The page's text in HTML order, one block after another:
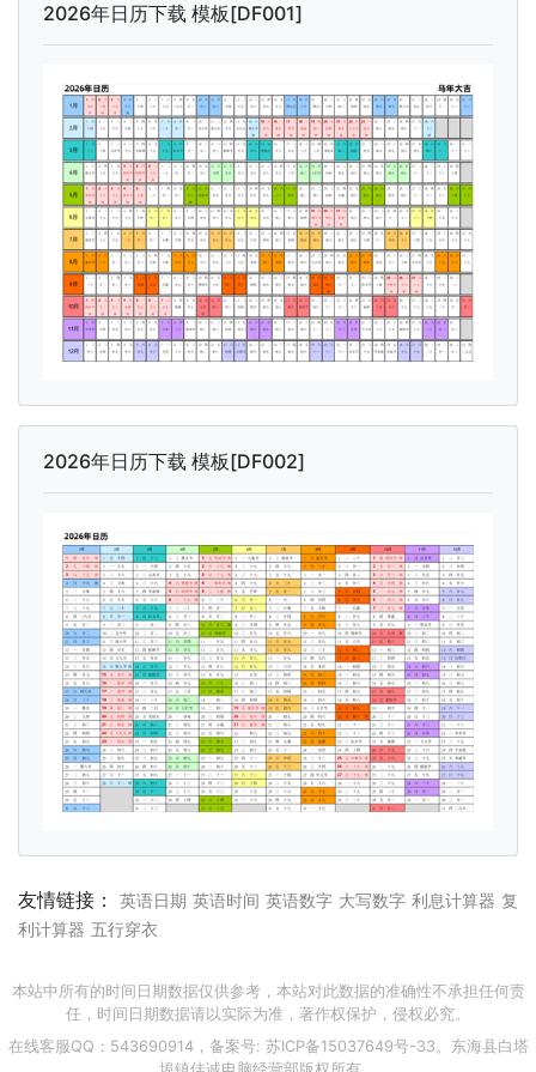
2026年日历下载 模板[DF001]
2026年日历下载 模板[DF002]
友情链接： 英语日期 英语时间 英语数字 大写数字 利息计算器 复
利计算器 五行穿衣
本站中所有的时间日期数据仅供参考，本站对此数据的准确性不承担任何责
任，时间日期数据请以实际为准，著作权保护，侵权必究。
在线客服QQ：543690914，备案号: 苏ICP备15037649号-33 。东海县白塔
埠镇佳诚电脑经营部版权所有。